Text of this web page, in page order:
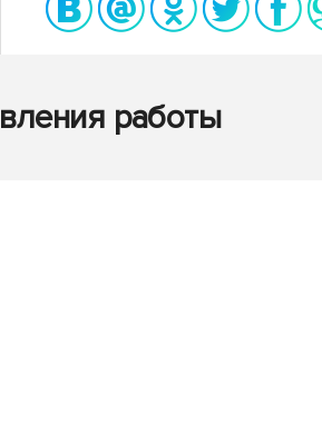
работы